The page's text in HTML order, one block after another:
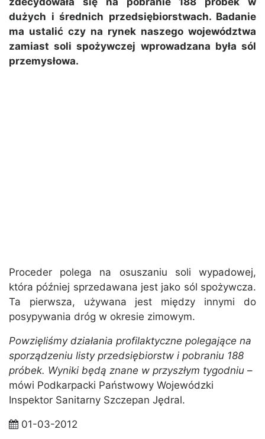
dużych i średnich przedsiębiorstwach. Badanie
ma ustalić czy na rynek naszego województwa
zamiast soli spożywczej wprowadzana była sól
przemysłowa.
Proceder polega na osuszaniu soli wypadowej,
która później sprzedawana jest jako sól spożywcza.
Ta pierwsza, używana jest między innymi do
posypywania dróg w okresie zimowym.
Powzięliśmy działania profilaktyczne polegające na
sporządzeniu listy przedsiębiorstw i pobraniu 188
próbek. Wyniki będą znane w przyszłym tygodniu –
mówi Podkarpacki Państwowy Wojewódzki
Inspektor Sanitarny Szczepan Jędral.
01-03-2012